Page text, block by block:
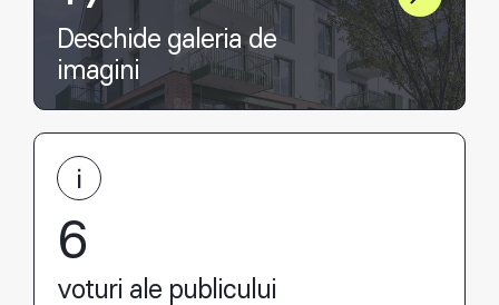
Deschide galeria de
imagini
6
voturi ale publicului